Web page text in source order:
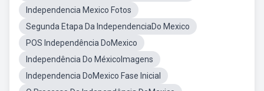
Independencia Mexico Fotos
Segunda Etapa Da IndependenciaDo Mexico
POS Independência DoMexico
Independência Do MéxicoImagens
Independencia DoMexico Fase Inicial